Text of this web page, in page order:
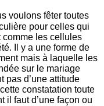
voulons fêter toutes
pour celles qui
comme les cellules
Il y a une forme de
mais à laquelle les
sur le mariage
pas d’une attitude
constatation toute
il faut d’une façon ou